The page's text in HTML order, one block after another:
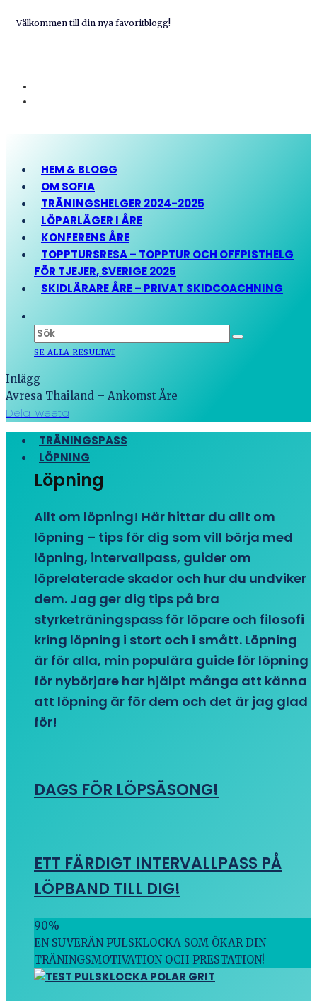
Välkommen till din nya favoritblogg!
HEM & BLOGG
OM SOFIA
TRÄNINGSHELGER 2024-2025
LÖPARLÄGER I ÅRE
KONFERENS ÅRE
TOPPTURSRESA – TOPPTUR OCH OFFPISTHELG
FÖR TJEJER, SVERIGE 2025
SKIDLÄRARE ÅRE – PRIVAT SKIDCOACHNING
SE ALLA RESULTAT
Inlägg
Avresa Thailand – Ankomst Åre
DelaTweeta
TRÄNINGSPASS
LÖPNING
Löpning
Allt om löpning! Här hittar du allt om
löpning – tips för dig som vill börja med
löpning, intervallpass, guider om
löprelaterade skador och hur du undviker
dem. Jag ger dig tips på bra
styrketräningspass för löpare och filosofi
kring löpning i stort och i smått. Löpning
är för alla, min populära guide för löpning
för nybörjare har hjälpt många att känna
att löpning är för dem och det är jag glad
för!
DAGS FÖR LÖPSÄSONG!
ETT FÄRDIGT INTERVALLPASS PÅ
LÖPBAND TILL DIG!
90%
EN SUVERÄN PULSKLOCKA SOM ÖKAR DIN
TRÄNINGSMOTIVATION OCH PRESTATION!